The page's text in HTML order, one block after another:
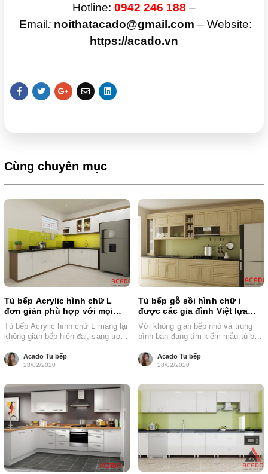
Hotline: 0942 246 188 –
Email : noithatacado@gmail.com – Website:
https://acado.vn
Cùng chuyên mục
Tủ bếp Acrylic hình chữ L
đơn giản phù hợp với mọi
không gian bếp
Tủ bếp Acrylic hình chữ L mang lại
không gian bếp hiện đại, sang trọng
Acado Tu bếp
28/02/2020
Tủ bếp gỗ sồi hình chữ i
được các gia đình Việt lựa
chọn nhiều
Với không gian bếp nhỏ và trung
bình bạn đang tìm kiếm mẫu tủ bếp
Acado Tu bếp
28/02/2020